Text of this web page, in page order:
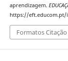
aprendizagem.
https://
Formatos Citação